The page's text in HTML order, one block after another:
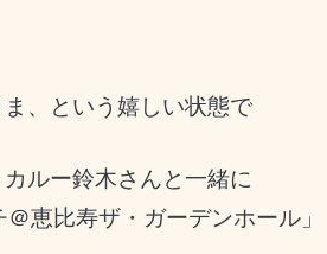
、という嬉しい状態で
ルー鈴木さんと一緒に
恵比寿ザ・ガーデンホール」